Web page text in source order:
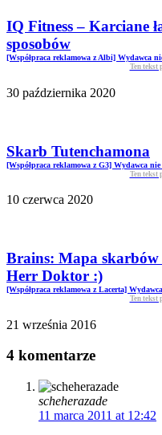
IQ Fitness – Karciane
sposobów
[Współpraca reklamowa z Albi] Wydawca
Ten tekst
30 października 2020
Skarb Tutenchamona
[Współpraca reklamowa z G3] Wydawca
Ten tekst
10 czerwca 2020
Brains: Mapa
Herr Doktor :)
[Współpraca reklamowa z Lacerta]
Ten tekst
21 września 2016
4 komentarze
scheherazade
11 marca 2011 at 12:42